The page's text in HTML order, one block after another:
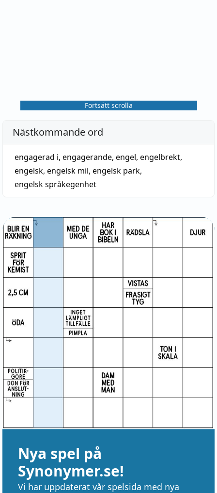
Fortsätt scrolla
Nästkommande ord
engagerad i, engagerande, engel, engelbrekt,
engelsk, engelsk mil, engelsk park,
engelsk språkegenhet
Nya spel på
Synonymer.se!
Vi har uppdaterat vår spelsida med nya